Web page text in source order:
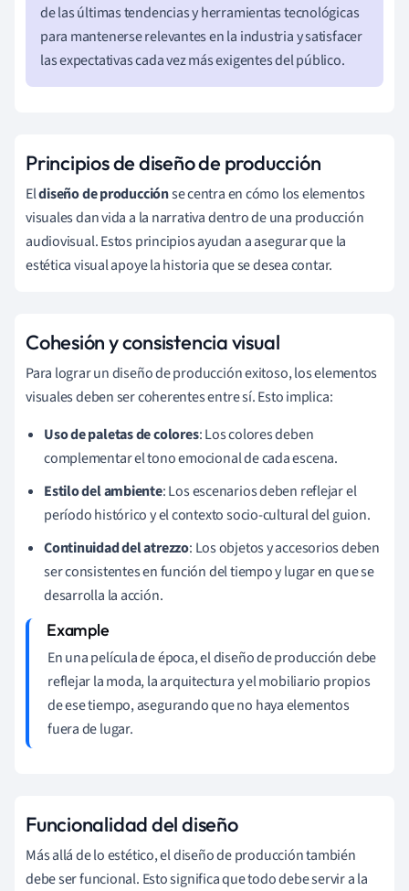
de las últimas tendencias y herramientas tecnológicas
para mantenerse relevantes en la industria y satisfacer
las expectativas cada vez más exigentes del público.
Principios de diseño de producción
Eldiseño de producciónse centra en cómo los elementos
visuales dan vida a la narrativa dentro de una producción
audiovisual. Estos principios ayudan a asegurar que la
estética visual apoye la historia que se desea contar.
Cohesión y consistencia visual
Para lograr un diseño de producción exitoso, los elementos
visuales deben ser coherentes entre sí. Esto implica:
Uso de paletas de colores: Los colores deben
complementar el tono emocional de cada escena.
Estilo del ambiente: Los escenarios deben reflejar el
período histórico y el contexto socio-cultural del guion.
Continuidad del atrezzo: Los objetos y accesorios deben
ser consistentes en función del tiempo y lugar en que se
desarrolla la acción.
En una película de época, el diseño de producción debe
reflejar la moda, la arquitectura y el mobiliario propios
de ese tiempo, asegurando que no haya elementos
fuera de lugar.
Funcionalidad del diseño
Más allá de lo estético, el diseño de producción también
debe ser funcional. Esto significa que todo debe servir a la